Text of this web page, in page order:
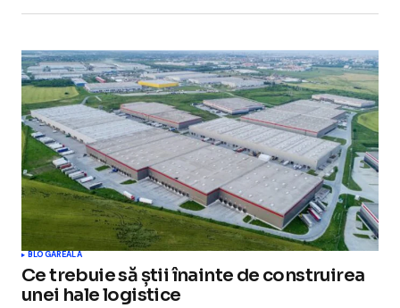
BLOGAREALA
Ce trebuie să știi înainte de construirea
unei hale logistice